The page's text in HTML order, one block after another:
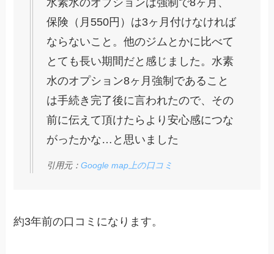
水素水のオプションは強制で8ヶ月、
保険（月550円）は3ヶ月付けなければ
ならないこと。他のジムとかに比べて
とても長い期間だと感じました。水素
水のオプション8ヶ月強制であること
は手続き完了後に言われたので、その
前に伝えて頂けたらより安心感につな
がったかな…と思いました
引用元：Google map上の口コミ
約3年前の口コミになります。